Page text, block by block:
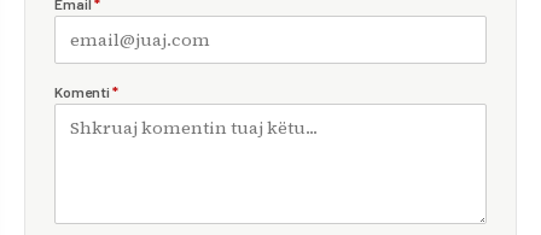
Email *
Komenti *